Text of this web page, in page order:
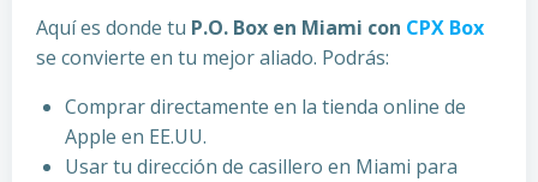
Aquí es donde tu P.O. Box en Miami con CPX Box
se convierte en tu mejor aliado. Podrás:
Comprar directamente en la tienda online de
Apple en EE.UU.
Usar tu dirección de casillero en Miami para